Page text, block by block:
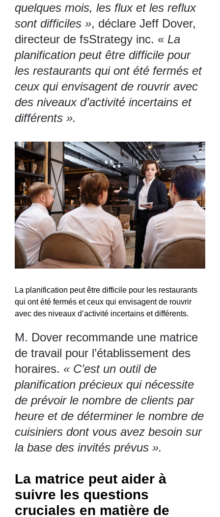
quelques mois, les flux et les reflux
sont difficiles », déclare Jeff Dover,
directeur de fsStrategy inc. « La
planification peut être difficile pour
les restaurants qui ont été fermés et
ceux qui envisagent de rouvrir avec
des niveaux d’activité incertains et
différents ».
La planification peut être difficile pour les restaurants
qui ont été fermés et ceux qui envisagent de rouvrir
avec des niveaux d’activité incertains et différents.
M. Dover recommande une matrice
de travail pour l’établissement des
horaires. « C’est un outil de
planification précieux qui nécessite
de prévoir le nombre de clients par
heure et de déterminer le nombre de
cuisiniers dont vous avez besoin sur
la base des invités prévus ».
La matrice peut aider à
suivre les questions
cruciales en matière de